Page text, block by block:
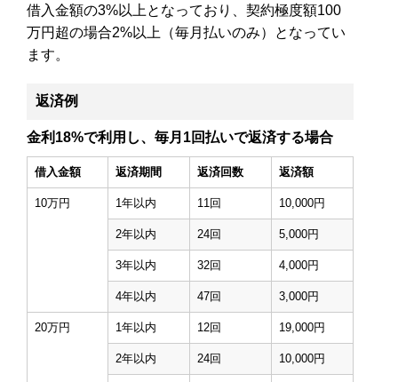
借入金額の3%以上となっており、契約極度額100
万円超の場合2%以上（毎月払いのみ）となってい
ます。
返済例
金利18%で利用し、毎月1回払いで返済する場合
借入金額 返済期間 返済回数 返済額
10万円 1年以内 11回 10,000円
2年以内 24回 5,000円
3年以内 32回 4,000円
4年以内 47回 3,000円
20万円 1年以内 12回 19,000円
2年以内 24回 10,000円